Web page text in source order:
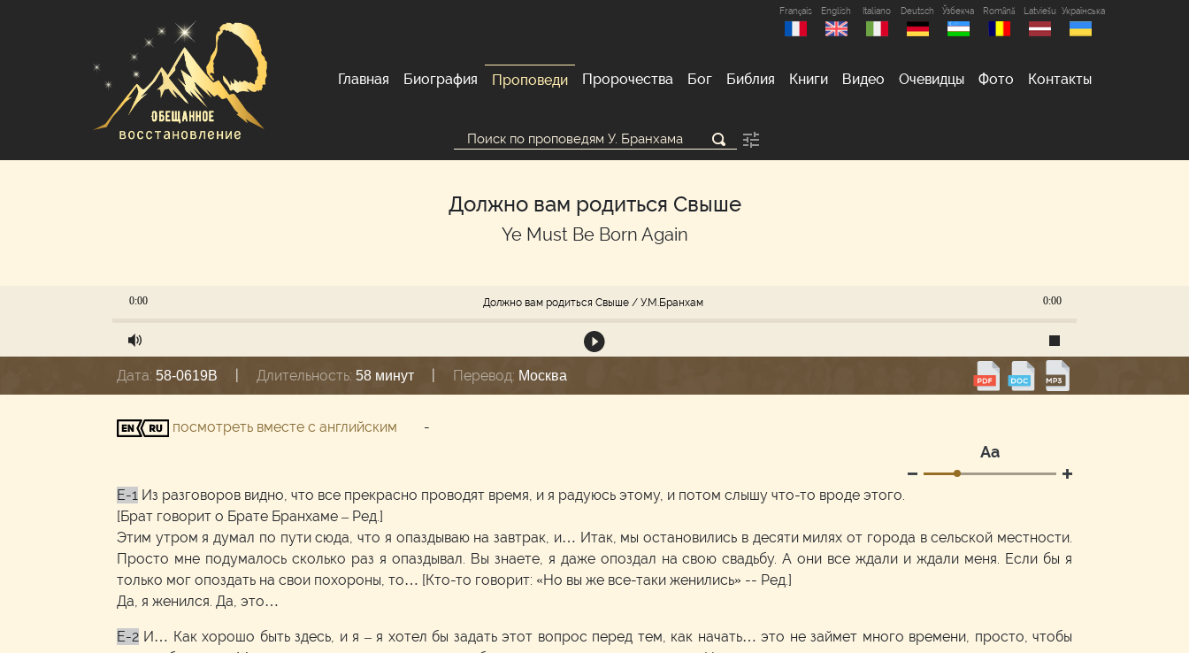
Français English Italiano Deutsch Ўзбекча Română Latviešu Українська
Главная Биография Проповеди Пророчества Бог Библия Книги Видео Очевидцы Фото Контакты
Должно вам родиться Свыше
Ye Must Be Born Again
Должно вам родиться Свыше / У.М.Бранхам
0:00 0:00
Дата: 58-0619B Длительность: 58 минут Перевод: Москва
посмотреть вместе с английским -
Аа
E-1 Из разговоров видно, что все прекрасно проводят время, и я радуюсь этому, и потом слышу что-то вроде этого.
[Брат говорит о Брате Бранхаме – Ред.]
Этим утром я думал по пути сюда, что я опаздываю на завтрак, и… Итак, мы остановились в десяти милях от города в сельской местности.
Просто мне подумалось сколько раз я опаздывал. Вы знаете, я даже опоздал на свою свадьбу. А они все ждали и ждали меня. Если бы я
только мог опоздать на свои похороны, то… [Кто-то говорит: «Но вы же все-таки женились» -- Ред.]
Да, я женился. Да, это…
E-2 И… Как хорошо быть здесь, и я – я хотел бы задать этот вопрос перед тем, как начать… это не займет много времени, просто, чтобы